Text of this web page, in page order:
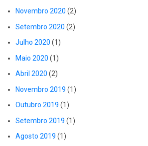
Novembro 2020 (2)
Setembro 2020 (2)
Julho 2020 (1)
Maio 2020 (1)
Abril 2020 (2)
Novembro 2019 (1)
Outubro 2019 (1)
Setembro 2019 (1)
Agosto 2019 (1)